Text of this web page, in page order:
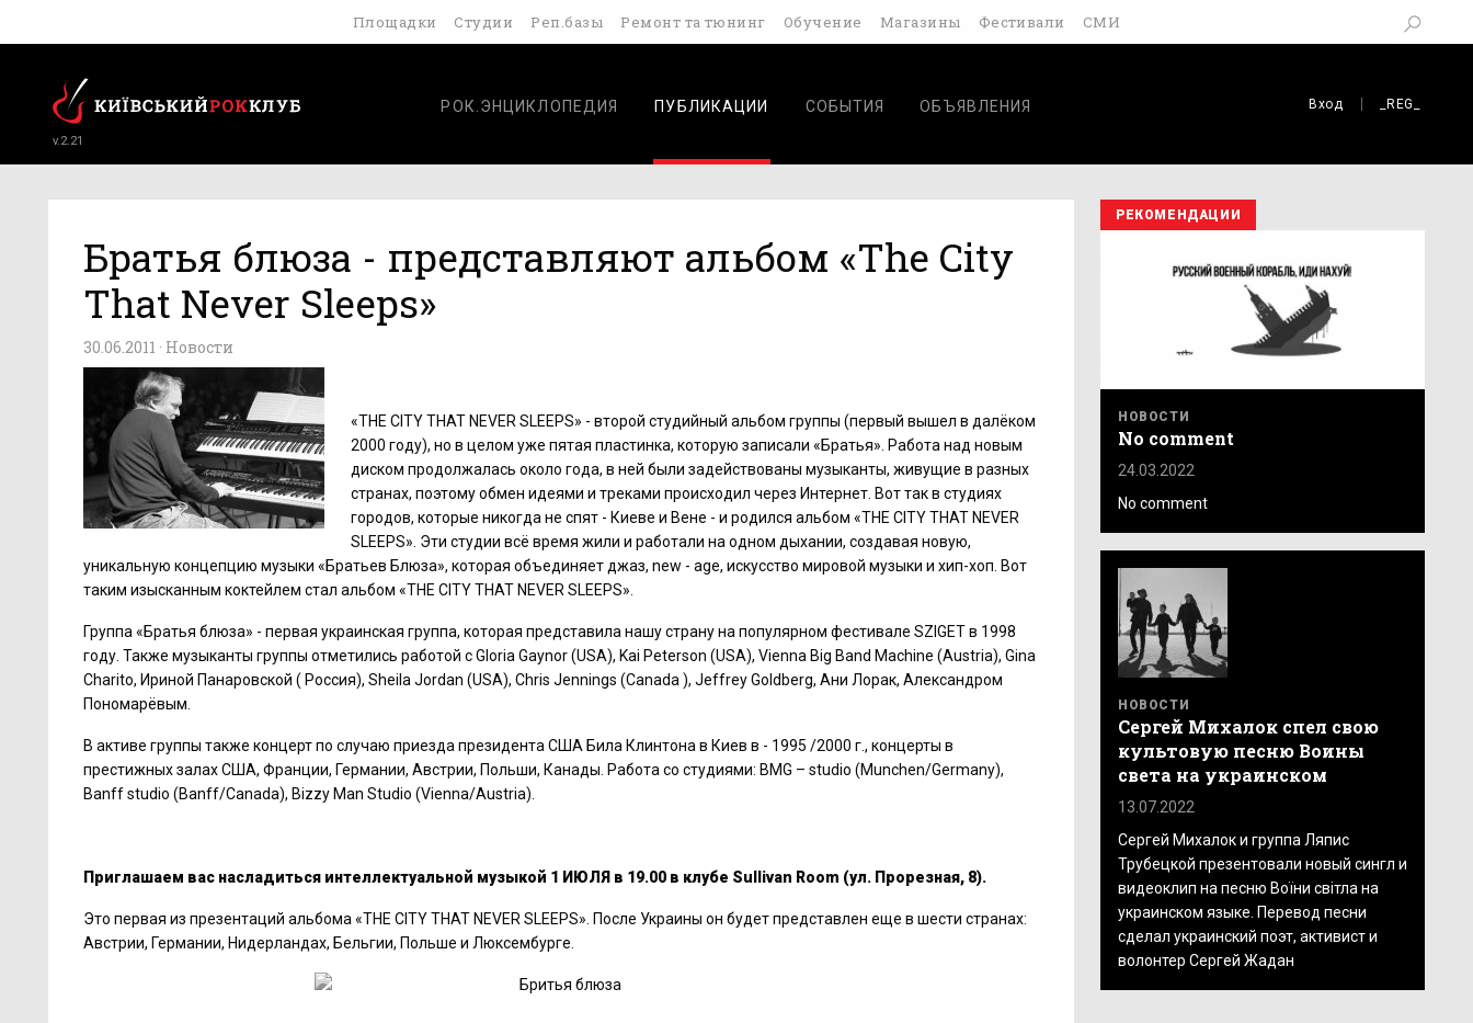
Площадки Студии Реп.базы Ремонт та тюнинг Обучение Магазины Фестивали СМИ
v.2.21
РОК.ЭНЦИКЛОПЕДИЯ ПУБЛИКАЦИИ СОБЫТИЯ ОБЪЯВЛЕНИЯ Вход _REG_
Братья блюза - представляют альбом «The City
That Never Sleeps»
30.06.2011 · Новости
«THE CITY THAT NEVER SLEEPS» - второй студийный альбом группы (первый вышел в далёком
2000 году), но в целом уже пятая пластинка, которую записали «Братья». Работа над новым
диском продолжалась около года, в ней были задействованы музыканты, живущие в разных
странах, поэтому обмен идеями и треками происходил через Интернет. Вот так в студиях
городов, которые никогда не спят - Киеве и Вене - и родился альбом «THE CITY THAT NEVER
SLEEPS». Эти студии всё время жили и работали на одном дыхании, создавая новую,
уникальную концепцию музыки «Братьев Блюза», которая объединяет джаз, new - age, искусство мировой музыки и хип-хоп. Вот
таким изысканным коктейлем стал альбом «THE CITY THAT NEVER SLEEPS».
Группа «Братья блюза» - первая украинская группа, которая представила нашу страну на популярном фестивале SZIGET в 1998
году. Также музыканты группы отметились работой с Gloria Gaynor (USA), Kai Peterson (USA), Vienna Big Band Machine (Austria), Gina
Charito, Ириной Панаровской ( Россия), Sheila Jordan (USA), Chris Jennings (Canada ), Jeffrey Goldberg, Ани Лорак, Александром
Пономарёвым.
В активе группы также концерт по случаю приезда президента США Била Клинтона в Киев в - 1995 /2000 г., концерты в
престижных залах США, Франции, Германии, Австрии, Польши, Канады. Работа со студиями: BMG – studio (Munchen/Germany),
Banff studio (Banff/Canada), Bizzy Man Studio (Vienna/Austria).
Приглашаем вас насладиться интеллектуальной музыкой 1 ИЮЛЯ в 19.00 в клубе Sullivan Room (ул. Прорезная, 8).
Это первая из презентаций альбома «THE CITY THAT NEVER SLEEPS». После Украины он будет представлен еще в шести странах:
Австрии, Германии, Нидерландах, Бельгии, Польше и Люксембурге.
РЕКОМЕНДАЦИИ
НОВОСТИ
No comment
24.03.2022
No comment
НОВОСТИ
Сергей Михалок спел свою
культовую песню Воины
света на украинском
13.07.2022
Сергей Михалок и группа Ляпис
Трубецкой презентовали новый сингл и
видеоклип на песню Воїни світла на
украинском языке. Перевод песни
сделал украинский поэт, активист и
волонтер Сергей Жадан